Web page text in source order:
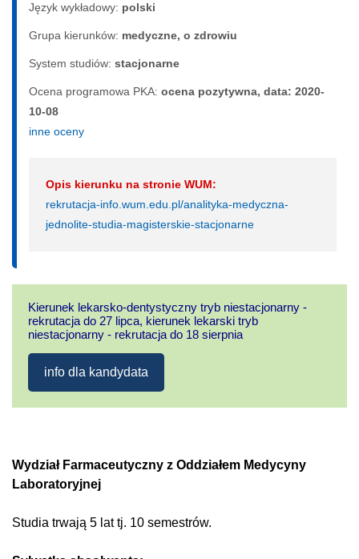
Język wykładowy: polski
Grupa kierunków: medyczne, o zdrowiu
System studiów: sta­cjo­nar­ne
Ocena programowa PKA: ocena pozytywna, data: 2020-
10-08
inne oceny
Opis kierunku na stronie WUM:
rekrutacja-info.wum.edu.pl/analityka-medyczna-
jednolite-studia-magisterskie-stacjonarne
Kierunek lekarsko-dentystyczny tryb niestacjonarny -
rekrutacja do 27 lipca, kierunek lekarski tryb
niestacjonarny - rekrutacja do 18 sierpnia
info dla kandydata
Wydział Farmaceutyczny z Oddziałem Medycyny
Laboratoryjnej
Studia trwają 5 lat tj. 10 semestrów.